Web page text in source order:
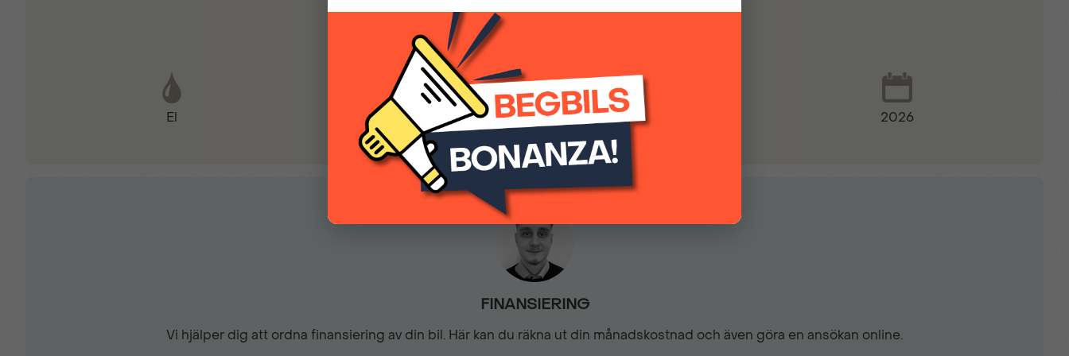
Keyless lås- & startsystem
LED bakljus
Motoriserad handsfree baklucka
Parkeringssensorer bak
Parkeringssensorer fram PEUGEOT SOS & Connect
539 900 kr
El Automatisk 2026
FINANSIERING
Vi hjälper dig att ordna finansiering av din bil. Här kan du räkna ut din månadskostnad och även göra en ansökan online.